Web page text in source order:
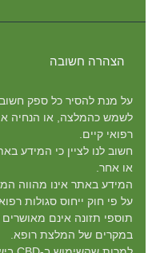
הצהרה חשובה
על מנת להסיר כל ספק חשוב
לשמש כהמלצה, או הנחיה או
רפואי קיים.
חשוב לנו לציין כי המידע
או אחר.
המידע באתר אינו מהווה
על פי חוק ייחוס סגולות
תוספי תזונה אינם
במקרים של המלצת רופא.